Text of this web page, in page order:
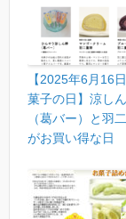
【2025年6月16
菓子の日】涼し
（葛バー）と羽
がお買い得な日